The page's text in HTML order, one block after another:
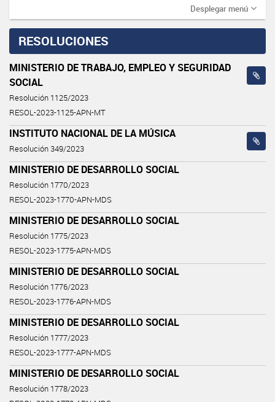
Desplegar menú
RESOLUCIONES
MINISTERIO DE TRABAJO, EMPLEO Y SEGURIDAD
SOCIAL
Resolución 1125/2023
RESOL-2023-1125-APN-MT
INSTITUTO NACIONAL DE LA MÚSICA
Resolución 349/2023
MINISTERIO DE DESARROLLO SOCIAL
Resolución 1770/2023
RESOL-2023-1770-APN-MDS
MINISTERIO DE DESARROLLO SOCIAL
Resolución 1775/2023
RESOL-2023-1775-APN-MDS
MINISTERIO DE DESARROLLO SOCIAL
Resolución 1776/2023
RESOL-2023-1776-APN-MDS
MINISTERIO DE DESARROLLO SOCIAL
Resolución 1777/2023
RESOL-2023-1777-APN-MDS
MINISTERIO DE DESARROLLO SOCIAL
Resolución 1778/2023